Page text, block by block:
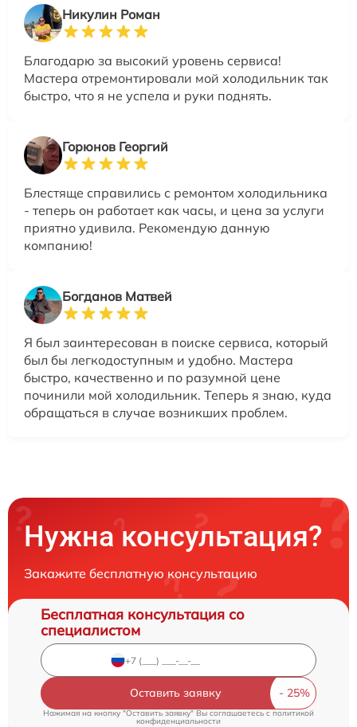
Никулин Роман
Благодарю за высокий уровень сервиса!
Мастера отремонтировали мой холодильник так
быстро, что я не успела и руки поднять.
Горюнов Георгий
Блестяще справились с ремонтом холодильника
- теперь он работает как часы, и цена за услуги
приятно удивила. Рекомендую данную
компанию!
Богданов Матвей
Я был заинтересован в поиске сервиса, который
был бы легкодоступным и удобно. Мастера
быстро, качественно и по разумной цене
починили мой холодильник. Теперь я знаю, куда
обращаться в случае возникших проблем.
Нужна консультация?
Закажите бесплатную консультацию
Бесплатная консультация со
специалистом
Оставить заявку
Нажимая на кнопку "Оставить заявку" Вы соглашаетесь cполитикой
конфиденциальности